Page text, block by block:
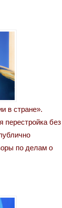
в стране».
перестройка без
по делам о